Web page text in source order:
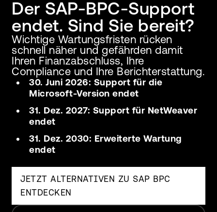
Der SAP-BPC-Support
endet. Sind Sie bereit?
Wichtige Wartungsfristen rücken
schnell näher und gefährden damit
Ihren Finanzabschluss, Ihre
Compliance und Ihre Berichterstattung.
30. Juni 2026: Support für die
Microsoft-Version endet
31. Dez. 2027: Support für NetWeaver
endet
31. Dez. 2030: Erweiterte Wartung
endet
JETZT ALTERNATIVEN ZU SAP BPC
ENTDECKEN
Testimonial
ansehen
(2:00)